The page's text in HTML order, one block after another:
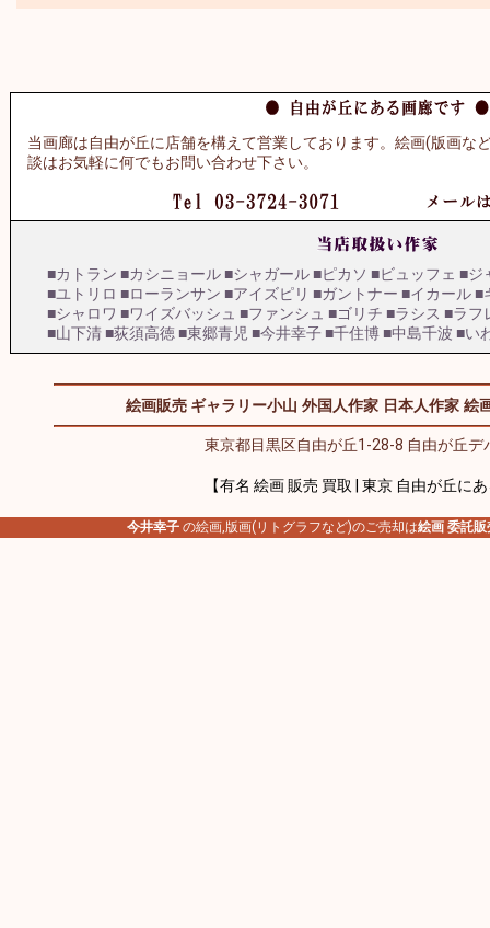
当画廊は自由が丘に店舗を構えて営業しております。絵画(版画な
談はお気軽に何でもお問い合わせ下さい。
■カトラン ■カシニョール■シャガール■ピカソ ■ビュッフェ ■ジ
■ユトリロ ■ローランサン ■アイズピリ ■ガントナー ■イカール■
■シャロワ ■ワイズバッシュ ■ファンシュ ■ゴリチ ■ラシス ■ラフ
■山下清■荻須高徳■東郷青児 ■今井幸子■千住博■中島千波 ■い
絵画販売 ギャラリー小山 外国人作家 日本人作家 絵
東京都目黒区自由が丘1-28-8 自由が丘デ
【有名 絵画 販売 買取 | 東京 自由が丘に
今井幸子 の絵画,版画(リトグラフなど)のご売却は絵画 委託販